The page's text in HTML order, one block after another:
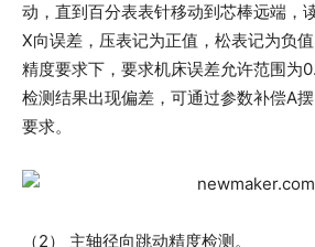
动，直到百分表表针移动到芯棒远端，
X向误差，压表记为正值，松表记为负
精度要求下，要求机床误差允许范围为
检测结果出现偏差，可通过参数补偿A
要求。
（2） 主轴径向跳动精度检测。